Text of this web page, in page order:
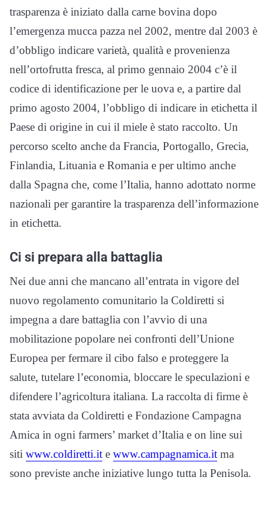
trasparenza è iniziato dalla carne bovina dopo
l’emergenza mucca pazza nel 2002, mentre dal 2003 è
d’obbligo indicare varietà, qualità e provenienza
nell’ortofrutta fresca, al primo gennaio 2004 c’è il
codice di identificazione per le uova e, a partire dal
primo agosto 2004, l’obbligo di indicare in etichetta il
Paese di origine in cui il miele è stato raccolto. Un
percorso scelto anche da Francia, Portogallo, Grecia,
Finlandia, Lituania e Romania e per ultimo anche
dalla Spagna che, come l’Italia, hanno adottato norme
nazionali per garantire la trasparenza dell’informazione
in etichetta.
Ci si prepara alla battaglia
Nei due anni che mancano all’entrata in vigore del
nuovo regolamento comunitario la Coldiretti si
impegna a dare battaglia con l’avvio di una
mobilitazione popolare nei confronti dell’Unione
Europea per fermare il cibo falso e proteggere la
salute, tutelare l’economia, bloccare le speculazioni e
difendere l’agricoltura italiana. La raccolta di firme è
stata avviata da Coldiretti e Fondazione Campagna
Amica in ogni farmers’ market d’Italia e on line sui
siti www.coldiretti.it e www.campagnamica.it ma
sono previste anche iniziative lungo tutta la Penisola.